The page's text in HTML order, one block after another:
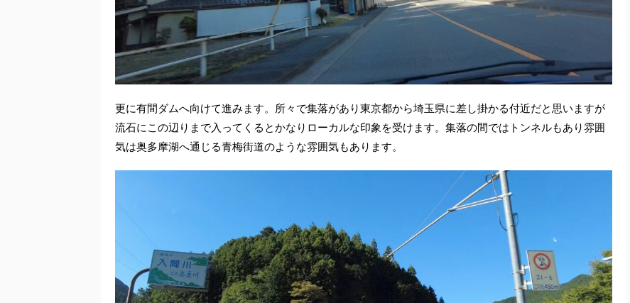
更に有間ダムへ向けて進みます。所々で集落があり東京都から埼玉県に差し掛かる付近だと思いますが
流石にこの辺りまで入ってくるとかなりローカルな印象を受けます。集落の間ではトンネルもあり雰囲
気は奥多摩湖へ通じる青梅街道のような雰囲気もあります。